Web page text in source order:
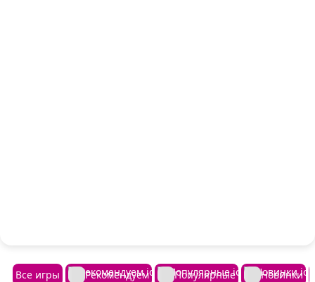
Все игры Рекомендуем Популярные Новинки